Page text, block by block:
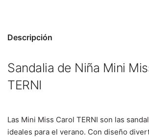
Descripción
Sandalia de Niña Mini
TERNI
Las Mini Miss Carol TERNI son las
ideales para el verano. Con diseño